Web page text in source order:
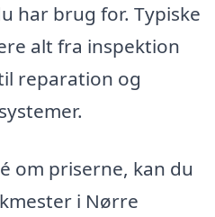
har brug for. Typiske
alt fra inspektion
reparation og
om priserne, kan du
i Nørre